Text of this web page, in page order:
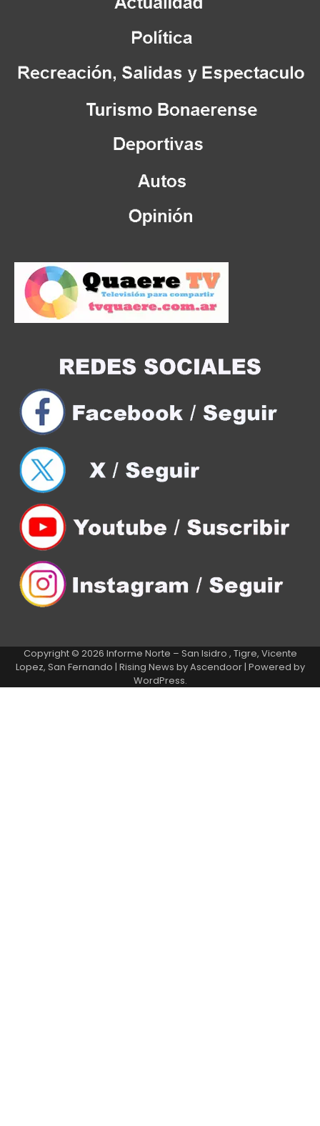
Copyright © 2026 Informe Norte – San Isidro , Tigre, Vicente
Lopez, San Fernando | Rising News byAscendoor| Powered by
WordPress.